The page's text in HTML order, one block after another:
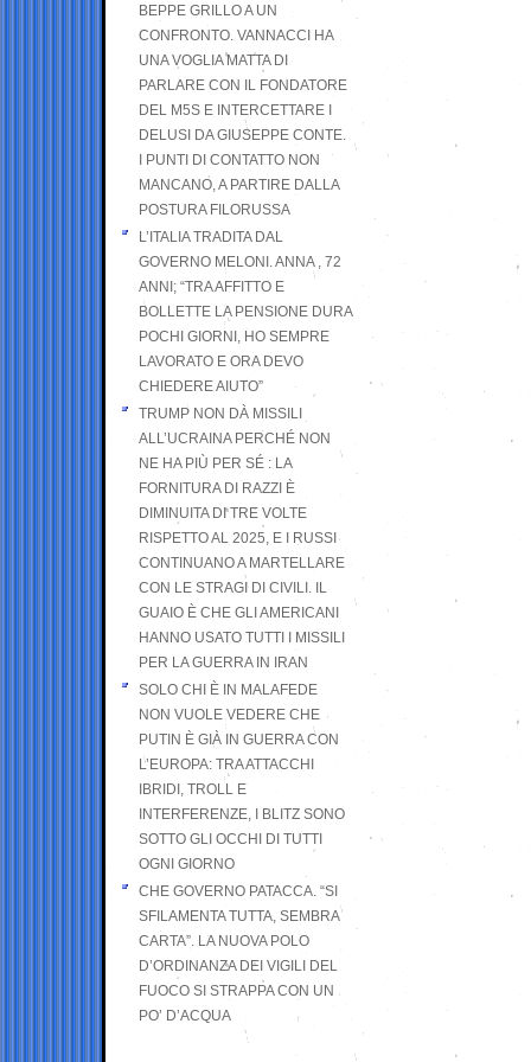
BEPPE GRILLO A UN
CONFRONTO. VANNACCI HA
UNA VOGLIA MATTA DI
PARLARE CON IL FONDATORE
DEL M5S E INTERCETTARE I
DELUSI DA GIUSEPPE CONTE.
I PUNTI DI CONTATTO NON
MANCANO, A PARTIRE DALLA
POSTURA FILORUSSA
L’ITALIA TRADITA DAL
GOVERNO MELONI. ANNA , 72
ANNI; “TRA AFFITTO E
BOLLETTE LA PENSIONE DURA
POCHI GIORNI, HO SEMPRE
LAVORATO E ORA DEVO
CHIEDERE AIUTO”
TRUMP NON DÀ MISSILI
ALL’UCRAINA PERCHÉ NON
NE HA PIÙ PER SÉ : LA
FORNITURA DI RAZZI È
DIMINUITA DI TRE VOLTE
RISPETTO AL 2025, E I RUSSI
CONTINUANO A MARTELLARE
CON LE STRAGI DI CIVILI. IL
GUAIO È CHE GLI AMERICANI
HANNO USATO TUTTI I MISSILI
PER LA GUERRA IN IRAN
SOLO CHI È IN MALAFEDE
NON VUOLE VEDERE CHE
PUTIN È GIÀ IN GUERRA CON
L’EUROPA: TRA ATTACCHI
IBRIDI, TROLL E
INTERFERENZE, I BLITZ SONO
SOTTO GLI OCCHI DI TUTTI
OGNI GIORNO
CHE GOVERNO PATACCA. “SI
SFILAMENTA TUTTA, SEMBRA
CARTA”. LA NUOVA POLO
D’ORDINANZA DEI VIGILI DEL
FUOCO SI STRAPPA CON UN
PO’ D’ACQUA